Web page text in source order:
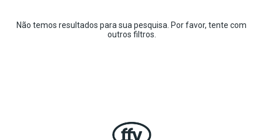
Não temos resultados para sua pesquisa. Por favor, tente com
outros filtros.